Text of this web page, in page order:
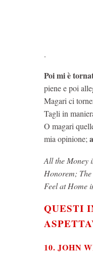
.
Poi mi è
piene e poi
Magari ci
Tagli in
O magari
mia opinione;
All the Money
Honorem;
Feel at Home
QUESTI
10. JOHN